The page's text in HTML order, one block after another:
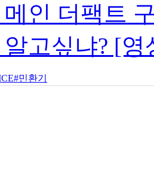
메인 더팩트
알고싶냐? [
#민환기